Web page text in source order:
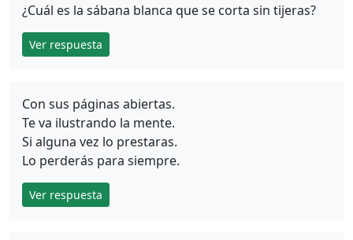
¿Cuál es la sábana blanca que se corta sin tijeras?
Ver respuesta
Con sus páginas abiertas.
Te va ilustrando la mente.
Si alguna vez lo prestaras.
Lo perderás para siempre.
Ver respuesta